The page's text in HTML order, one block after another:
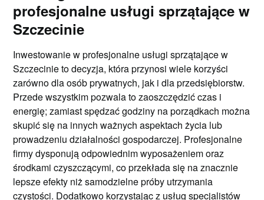
profesjonalne usługi sprzątające w
Szczecinie
Inwestowanie w profesjonalne usługi sprzątające w
Szczecinie to decyzja, która przynosi wiele korzyści
zarówno dla osób prywatnych, jak i dla przedsiębiorstw.
Przede wszystkim pozwala to zaoszczędzić czas i
energię; zamiast spędzać godziny na porządkach można
skupić się na innych ważnych aspektach życia lub
prowadzeniu działalności gospodarczej. Profesjonalne
firmy dysponują odpowiednim wyposażeniem oraz
środkami czyszczącymi, co przekłada się na znacznie
lepsze efekty niż samodzielne próby utrzymania
czystości. Dodatkowo korzystając z usług specjalistów